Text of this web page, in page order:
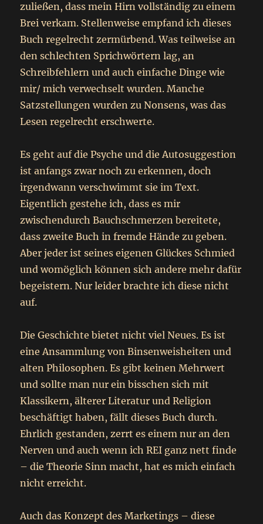
zuließen, dass mein Hirn vollständig zu einem
Brei verkam. Stellenweise empfand ich dieses
Buch regelrecht zermürbend. Was teilweise an
den schlechten Sprichwörtern lag, an
Schreibfehlern und auch einfache Dinge wie
mir/ mich verwechselt wurden. Manche
Satzstellungen wurden zu Nonsens, was das
Lesen regelrecht erschwerte.
Es geht auf die Psyche und die Autosuggestion
ist anfangs zwar noch zu erkennen, doch
irgendwann verschwimmt sie im Text.
Eigentlich gestehe ich, dass es mir
zwischendurch Bauchschmerzen bereitete,
dass zweite Buch in fremde Hände zu geben.
Aber jeder ist seines eigenen Glückes Schmied
und womöglich können sich andere mehr dafür
begeistern. Nur leider brachte ich diese nicht
auf.
Die Geschichte bietet nicht viel Neues. Es ist
eine Ansammlung von Binsenweisheiten und
alten Philosophen. Es gibt keinen Mehrwert
und sollte man nur ein bisschen sich mit
Klassikern, älterer Literatur und Religion
beschäftigt haben, fällt dieses Buch durch.
Ehrlich gestanden, zerrt es einem nur an den
Nerven und auch wenn ich REI ganz nett finde
– die Theorie Sinn macht, hat es mich einfach
nicht erreicht.
Auch das Konzept des Marketings – diese